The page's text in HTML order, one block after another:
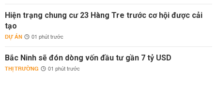
Hiện trạng chung cư 23 Hàng Tre trước cơ hội được cải
tạo
DỰ ÁN 01 phút trước
Bắc Ninh sẽ đón dòng vốn đầu tư gần 7 tỷ USD
THỊ TRƯỜNG 01 phút trước